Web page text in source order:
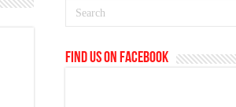
Find us on Facebook